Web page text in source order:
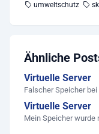
umweltschutz
Ähnliche
Virtuelle Server
Falscher Speicher
Virtuelle Server
Mein Speicher wurde